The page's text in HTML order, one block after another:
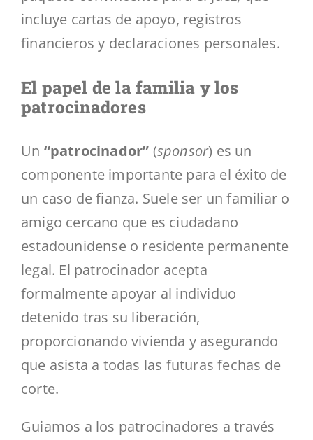
incluye cartas de apoyo, registros
financieros y declaraciones personales.
El papel de la familia y los
patrocinadores
Un “patrocinador” (sponsor) es un
componente importante para el éxito de
un caso de fianza. Suele ser un familiar o
amigo cercano que es ciudadano
estadounidense o residente permanente
legal. El patrocinador acepta
formalmente apoyar al individuo
detenido tras su liberación,
proporcionando vivienda y asegurando
que asista a todas las futuras fechas de
corte.
Guiamos a los patrocinadores a través